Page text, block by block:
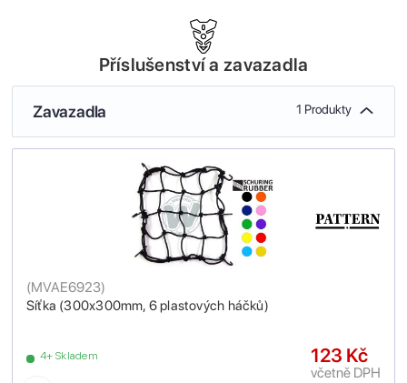
Příslušenství a zavazadla
Zavazadla 1 Produkty
Síťka (300x300mm, 6 plastových háčků)
(MVAE6923)
4+ Skladem 123 Kč
včetně DPH